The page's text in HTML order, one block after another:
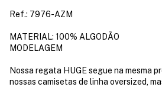
Ref.: 7976-AZM
MATERIAL: 100% ALGODÃO
MODELAGEM
Nossa regata HUGE segue na mesma
nossas camisetas de linha oversized,